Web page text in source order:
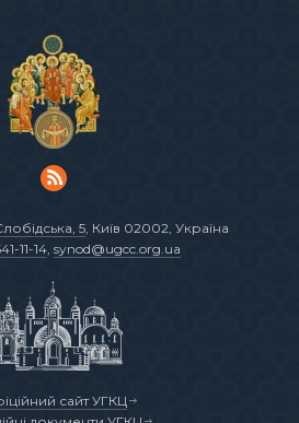
5 , Київ 02002, Україна
11-14, synod@ugcc.org.ua
сайт УГКЦ